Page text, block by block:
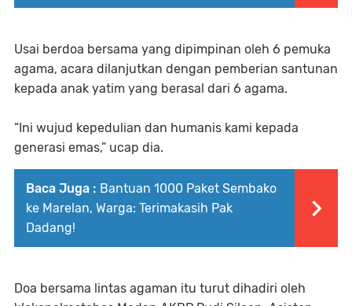
Usai berdoa bersama yang dipimpinan oleh 6 pemuka
agama, acara dilanjutkan dengan pemberian santunan
kepada anak yatim yang berasal dari 6 agama.
“Ini wujud kepedulian dan humanis kami kepada
generasi emas,” ucap dia.
Baca Juga : Bantuan 1000 Paket Sembako
ke Marelan, Warga: Terimakasih Pak
Dadang!
Doa bersama lintas agaman itu turut dihadiri oleh